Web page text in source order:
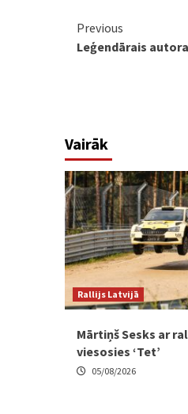
Continue
Reading
Previous
Leģendārais
Vairāk
Rallijs Latvijā
Mārtiņš Sesks ar
viesosies ‘Tet’
05/08/2026